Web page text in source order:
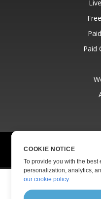
Paid
COOKIE NOTICE
To provide you with the
personalization, analytics,
our cookie policy.